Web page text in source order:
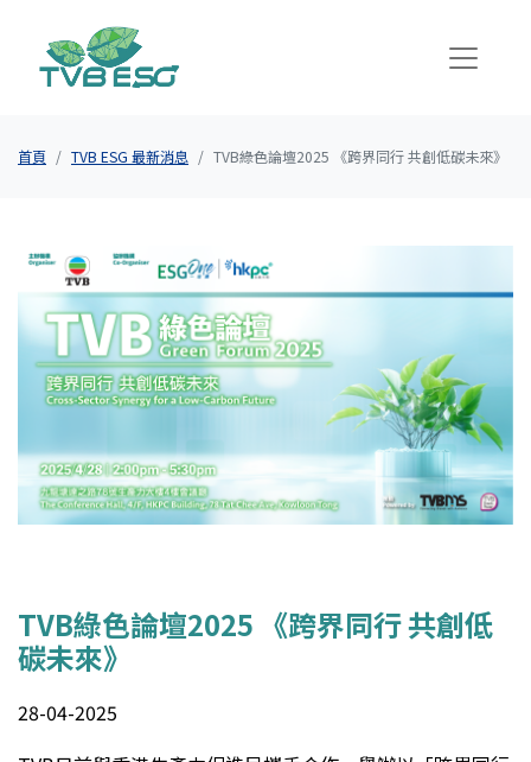
首頁 TVB ESG 最新消息 TVB綠色論壇2025 《跨界同行 共創低碳未來》
TVB綠色論壇2025 《跨界同行 共創低
碳未來》
28-04-2025